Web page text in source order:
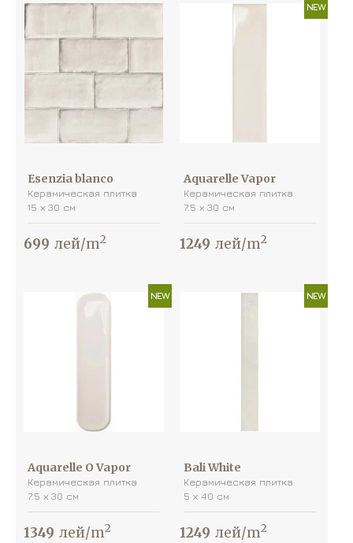
Esenzia blanco
Керамическая плитка
15 х 30 см
699 лей/m2
NEW
Aquarelle Vapor
Керамическая плитка
7.5 х 30 см
1249 лей/m2
NEW
Aquarelle O Vapor
Керамическая плитка
7.5 х 30 см
1349 лей/m2
NEW
Bali White
Керамическая плитка
5 х 40 см
1249 лей/m2